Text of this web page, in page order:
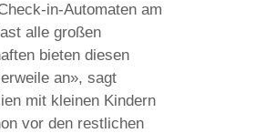
in-Automaten am
alle großen
bieten diesen
an», sagt
mit kleinen Kindern
vor den restlichen